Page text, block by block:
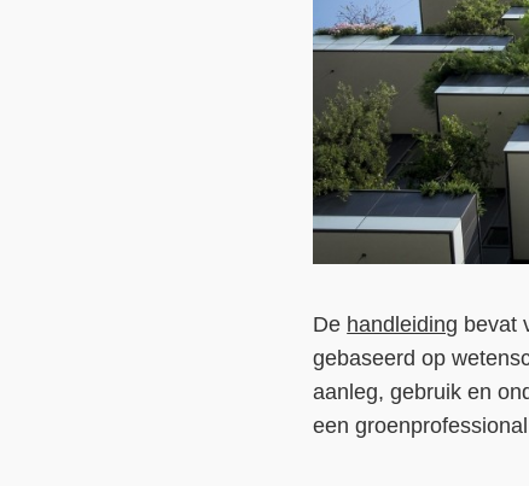
De handleiding bevat
gebaseerd op
aanleg, gebruik en
een